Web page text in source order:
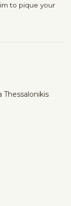
to pique your
Thessalonikis